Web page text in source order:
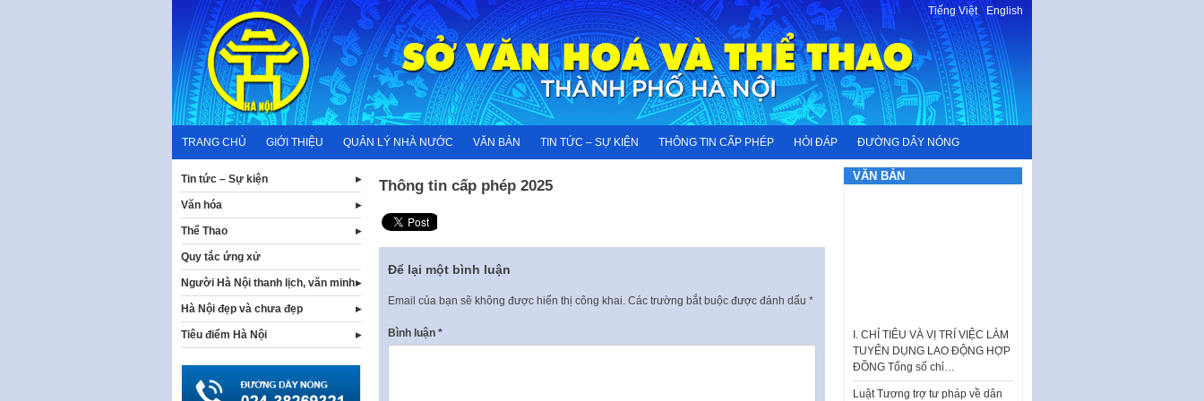
content
Tiếng Việt-English
TRANG CHỦ GIỚI THIỆU QUẢN LÝ NHÀ NƯỚC VĂN BẢN TIN TỨC – SỰ KIỆN THÔNG TIN CẤP PHÉP HỎI ĐÁP ĐƯỜNG DÂY NÓNG
Thông tin cấp phép 2025
Để lại một bình luận
Email của bạn sẽ không được hiển thị công khai. Các trường bắt buộc được đánh dấu *
Bình luận *
Tin tức – Sự kiện
Văn hóa
Thể Thao
Quy tắc ứng xử
Người Hà Nội thanh lịch, văn minh
Hà Nội đẹp và chưa đẹp
Tiêu điểm Hà Nội
VĂN BẢN
TUYỂN DỤNG LAO ĐỘNG HỢP
ĐỒNG Tổng số chỉ…
Luật Tương trợ tư pháp về dân
sự và Kế hoạch số 187KH-